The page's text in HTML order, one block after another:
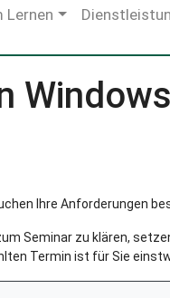
Lernen
Ihre Anforderungen
Seminar zu klären,
Termin ist für Sie